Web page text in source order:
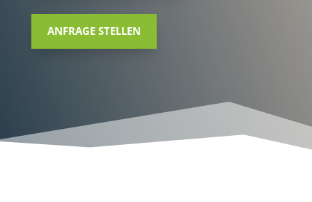
ANFRAGE STELLEN